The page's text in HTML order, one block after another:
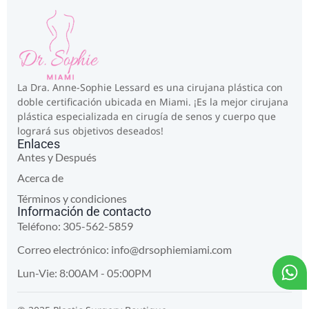
La Dra. Anne-Sophie Lessard es una cirujana plástica con
doble certificación ubicada en Miami. ¡Es la mejor cirujana
plástica especializada en cirugía de senos y cuerpo que
logrará sus objetivos deseados!
Enlaces
Antes y Después
Acerca de
Términos y condiciones
Información de contacto
Teléfono: 305-562-5859
Correo electrónico: info@drsophiemiami.com
Lun-Vie: 8:00AM - 05:00PM